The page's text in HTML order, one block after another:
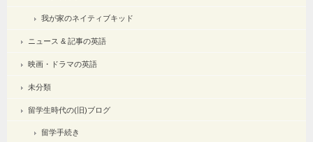
我が家のネイティブキッド
ニュース & 記事の英語
映画・ドラマの英語
未分類
留学生時代の(旧)ブログ
留学手続き